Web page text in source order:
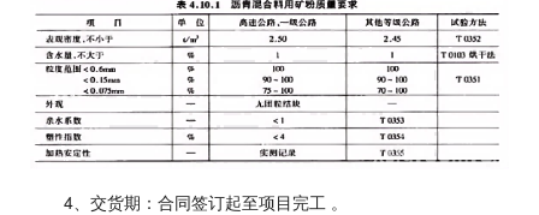
4、交货期：合同签订起至项目完工 。